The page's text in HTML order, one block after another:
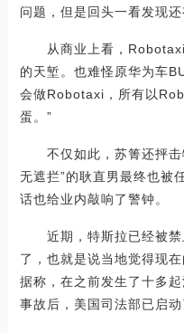
问题，但是回头一看发现
从商业上看，Robotaxi
的天堑。也难怪原华为车
会做Robotaxi，所有以
蛋。”
不仅如此，苏箐还抨击
无遮拦”的耿直男最终也被
话也给业内敲响了警钟。
近期，特斯拉已经被禁
了，也就是说当地觉得现
据称，在之前发生了十多
事故后，美国司法部已启动